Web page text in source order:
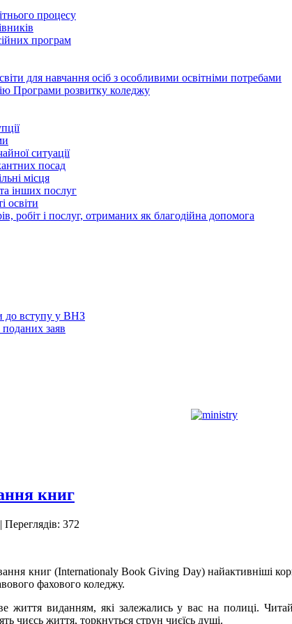
процесу
програм
для навчання осіб з особливими освітніми потребами
Програми розвитку коледжу
ситуації
посад
місця
інших послуг
освіти
робіт і послуг, отриманих як благодійна допомога
до вступу у ВНЗ
заяв
книг
| Переглядів: 372
книг (Internationaly Book Giving Day) найактивніші
фахового коледжу.
життя виданням, які залежались у вас на полиці.
чиєсь життя, торкнуться струн чиєїсь душі.